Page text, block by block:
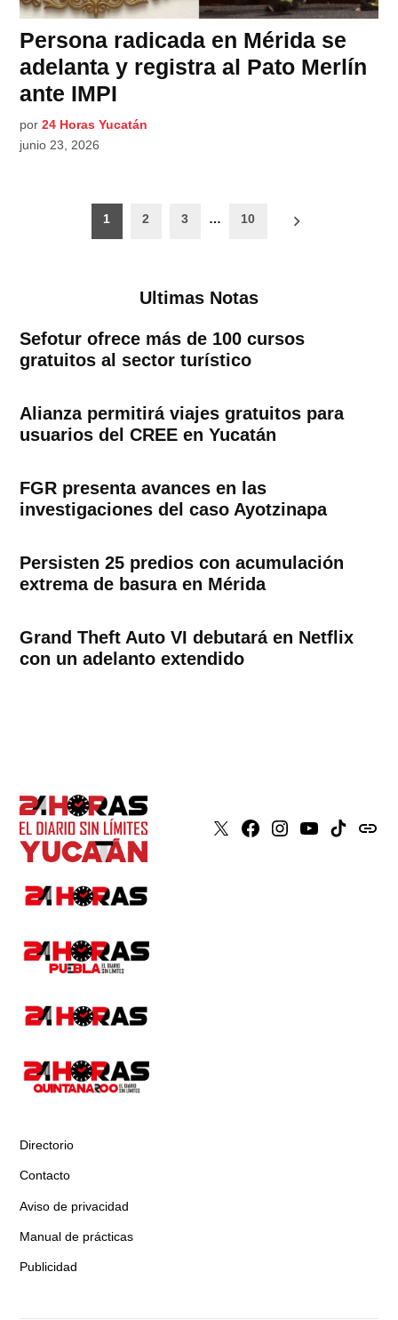
Persona radicada en Mérida se
adelanta y registra al Pato Merlín
ante IMPI
por 24 Horas Yucatán
junio 23, 2026
Paginación
1 2 3 … 10
Ultimas Notas
Sefotur ofrece más de 100 cursos
gratuitos al sector turístico
Alianza permitirá viajes gratuitos para
usuarios del CREE en Yucatán
FGR presenta avances en las
investigaciones del caso Ayotzinapa
Persisten 25 predios con acumulación
extrema de basura en Mérida
Grand Theft Auto VI debutará en Netflix
con un adelanto extendido
X Faceboook
Instagram
YoutubeTiktokissuu
Directorio
Contacto
Aviso de privacidad
Manual de prácticas
Publicidad